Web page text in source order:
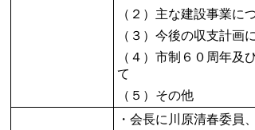
（２）主な建設事業に
（３）今後の収支計画
（４）市制６０周年及
て
（５）その他
・会長に川原清春委員